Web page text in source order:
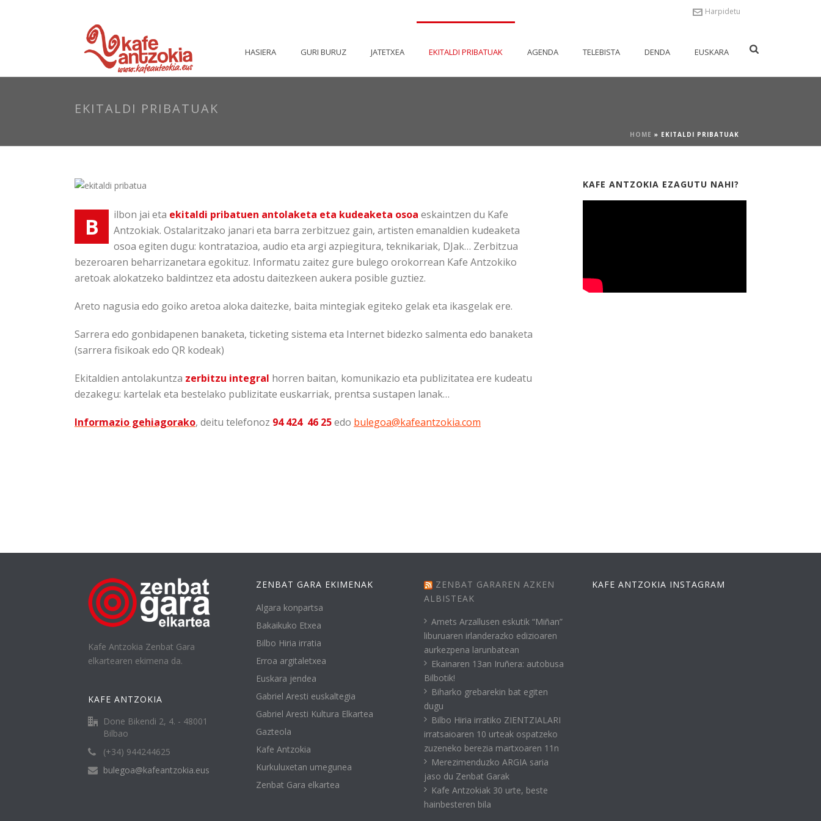
Harpidetu
HASIERA GURI BURUZ JATETXEA EKITALDI PRIBATUAK AGENDA TELEBISTA DENDA EUSKARA
EKITALDI PRIBATUAK
HOME » EKITALDI PRIBATUAK
B ilbon jai eta ekitaldi pribatuen antolaketa eta kudeaketa osoa eskaintzen du Kafe
Antzokiak. Ostalaritzako janari eta barra zerbitzuez gain, artisten emanaldien kudeaketa
osoa egiten dugu: kontratazioa, audio eta argi azpiegitura, teknikariak, DJak… Zerbitzua
bezeroaren beharrizanetara egokituz. Informatu zaitez gure bulego orokorrean Kafe Antzokiko
aretoak alokatzeko baldintzez eta adostu daitezkeen aukera posible guztiez.
Areto nagusia edo goiko aretoa aloka daitezke, baita mintegiak egiteko gelak eta ikasgelak ere.
Sarrera edo gonbidapenen banaketa, ticketing sistema eta Internet bidezko salmenta edo banaketa
(sarrera fisikoak edo QR kodeak)
Ekitaldien antolakuntza zerbitzu integral horren baitan, komunikazio eta publizitatea ere kudeatu
dezakegu: kartelak eta bestelako publizitate euskarriak, prentsa sustapen lanak…
Informazio gehiagorako, deitu telefonoz 94 424 46 25edo bulegoa@kafeantzokia.com
KAFE ANTZOKIA EZAGUTU NAHI?
Kafe Antzokia Zenbat Gara
elkartearen ekimena da.
KAFE ANTZOKIA
Done Bikendi 2, 4. - 48001
Bilbao
(+34) 944244625
bulegoa@kafeantzokia.eus
ZENBAT GARA EKIMENAK
Algara konpartsa
Bakaikuko Etxea
Bilbo Hiria irratia
Erroa argitaletxea
Euskara jendea
Gabriel Aresti euskaltegia
Gabriel Aresti Kultura Elkartea
Gazteola
Kafe Antzokia
Kurkuluxetan umegunea
Zenbat Gara elkartea
ZENBAT GARAREN AZKEN
ALBISTEAK
Amets Arzallusen eskutik “Miñan”
liburuaren irlanderazko edizioaren
aurkezpena larunbatean
Ekainaren 13an Iruñera: autobusa
Bilbotik!
Biharko grebarekin bat egiten
dugu
Bilbo Hiria irratiko ZIENTZIALARI
irratsaioaren 10 urteak ospatzeko
zuzeneko berezia martxoaren 11n
Merezimenduzko ARGIA saria
jaso du Zenbat Garak
Kafe Antzokiak 30 urte, beste
hainbesteren bila
KAFE ANTZOKIA INSTAGRAM